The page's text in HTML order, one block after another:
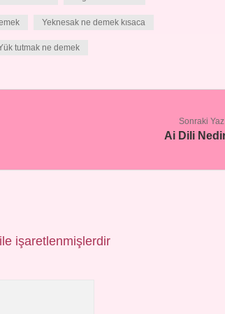
Yeknesak ne demek kısaca
tutmak ne demek
Sonraki
Ai Dili
işaretlenmişlerdir